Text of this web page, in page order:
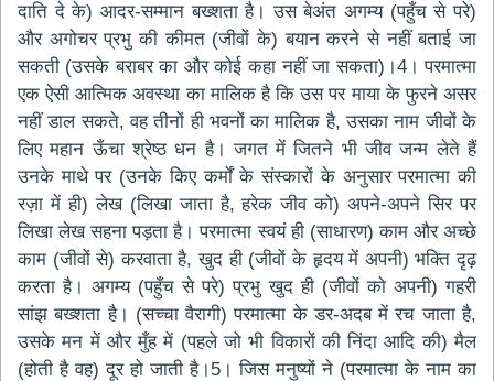
दाति दे के) आदर-सम्मान बख्शता है। उस बेअंत अगम्य (पहुँच से परे)
और अगोचर प्रभु की कीमत (जीवों के) बयान करने से नहीं बताई जा
सकती (उसके बराबर का और कोई कहा नहीं जा सकता)।4। परमात्मा
एक ऐसी आत्मिक अवस्था का मालिक है कि उस पर माया के फुरने असर
नहीं डाल सकते, वह तीनों ही भवनों का मालिक है, उसका नाम जीवों के
लिए महान ऊँचा श्रेष्ठ धन है। जगत में जितने भी जीव जन्म लेते हैं
उनके माथे पर (उनके किए कर्मों के संस्कारों के अनुसार परमात्मा की
रज़ा में ही) लेख (लिखा जाता है, हरेक जीव को) अपने-अपने सिर पर
लिखा लेख सहना पड़ता है। परमात्मा स्वयं ही (साधारण) काम और अच्छे
काम (जीवों से) करवाता है, खुद ही (जीवों के हृदय में अपनी) भक्ति दृढ़
करता है। अगम्य (पहुँच से परे) प्रभु खुद ही (जीवों को अपनी) गहरी
सांझ बख्शता है। (सच्चा वैरागी) परमात्मा के डर-अदब में रच जाता है,
उसके मन में और मुँह में (पहले जो भी विकारों की निंदा आदि की) मैल
(होती है वह) दूर हो जाती है।5। जिस मनुष्यों ने (परमात्मा के नाम का